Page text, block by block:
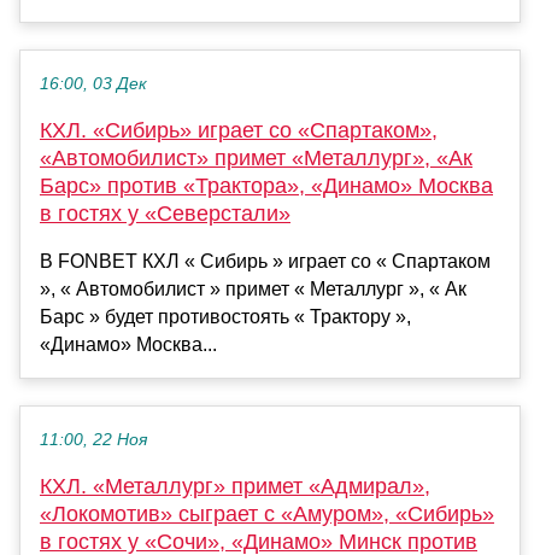
16:00, 03 Дек
КХЛ. «Сибирь» играет со «Спартаком»,
«Автомобилист» примет «Металлург», «Ак
Барс» против «Трактора», «Динамо» Москва
в гостях у «Северстали»
В FONBET КХЛ « Сибирь » играет со « Спартаком
», « Автомобилист » примет « Металлург », « Ак
Барс » будет противостоять « Трактору »,
«Динамо» Москва...
11:00, 22 Ноя
КХЛ. «Металлург» примет «Адмирал»,
«Локомотив» сыграет с «Амуром», «Сибирь»
в гостях у «Сочи», «Динамо» Минск против